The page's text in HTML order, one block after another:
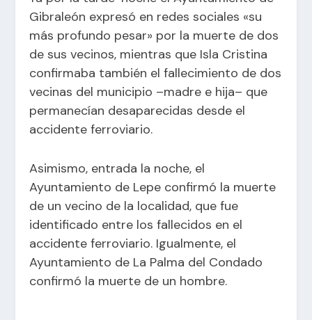
Gibraleón expresó en redes sociales «su
más profundo pesar» por la muerte de dos
de sus vecinos, mientras que Isla Cristina
confirmaba también el fallecimiento de dos
vecinas del municipio –madre e hija– que
permanecían desaparecidas desde el
accidente ferroviario.
Asimismo, entrada la noche, el
Ayuntamiento de Lepe confirmó la muerte
de un vecino de la localidad, que fue
identificado entre los fallecidos en el
accidente ferroviario. Igualmente, el
Ayuntamiento de La Palma del Condado
confirmó la muerte de un hombre.